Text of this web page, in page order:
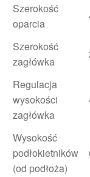
Szerokość
oparcia
Szerokość
zagłówka
Regulacja
wysokości
zagłówka
Wysokość
podłokietników
(od podłoża)